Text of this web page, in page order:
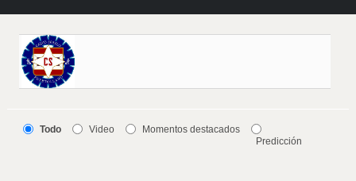
Todo Video
Momentos destacados
Predicción